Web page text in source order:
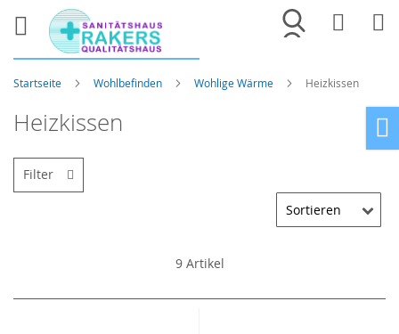
Merkliste
Startseite Wohlbefinden Wohlige Wärme Heizkissen
Heizkissen
9Artikel
Filter